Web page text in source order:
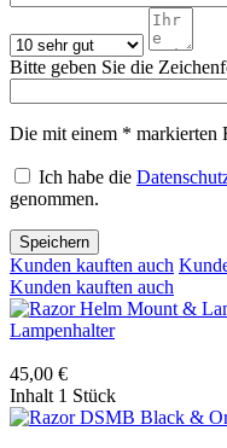
Bitte geben Sie die
Die mit einem * markierten
Ich habe die
genommen.
Speichern
Kunden kauften auch
Kunden kauften auch
Lampenhalter
45,00 €
Inhalt 1 Stück